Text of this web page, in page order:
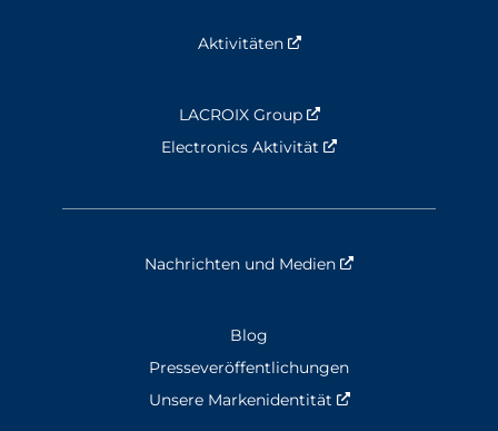
Aktivitäten Nouvelle fenêtre
LACROIX Group
Nouvelle fenêtre
Electronics Aktivität
Nachrichten und Medien
Blog
Presseveröffentlichungen
Unsere Markenidentität
Nouvelle fenêtre